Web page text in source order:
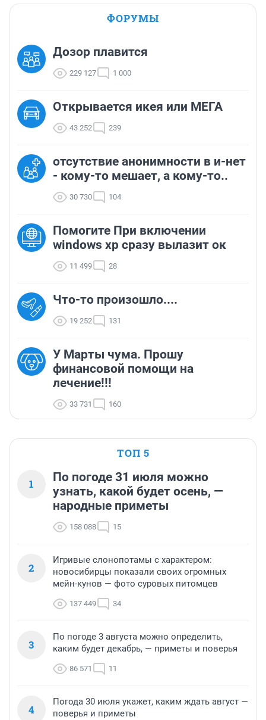
ФОРУМЫ
Дозор плавится
229 127 1 000
Открывается икея или МЕГА
43 252 239
отсутствие анонимности в и-нет
- кому-то мешает, а кому-то..
30 730 104
Помогите При включении
windows xp сразу вылазит ок
11 499 28
Что-то произошло....
19 252 131
У Марты чума. Прошу
финансовой помощи на
лечение!!!
33 731 160
ТОП 5
1
По погоде 31 июля можно
узнать, какой будет осень, —
народные приметы
158 088 15
2
Игривые слонопотамы с характером:
новосибирцы показали своих огромных
мейн-кунов — фото суровых питомцев
137 449 34
3
По погоде 3 августа можно определить,
каким будет декабрь, — приметы и поверья
86 571 11
4
Погода 30 июля укажет, каким ждать август —
поверья и приметы